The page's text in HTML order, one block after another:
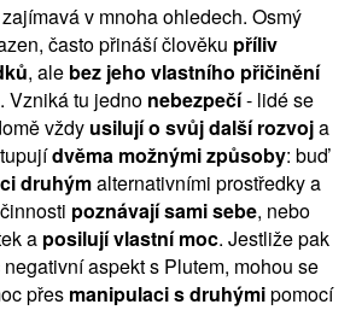
v mnoha ohledech. Osmý
často přináší člověku příliv
, ale bez jeho vlastního přičinění
Vzniká tu jedno nebezpečí- lidé se
vždy usilují o svůj další rozvoja
dvěma možnými způsoby: buď
druhýmalternativními prostředky a
poznávají sami sebe, nebo
a posilují vlastní moc. Jestliže pak
aspekt s Plutem, mohou se
přes manipulaci s druhýmipomocí